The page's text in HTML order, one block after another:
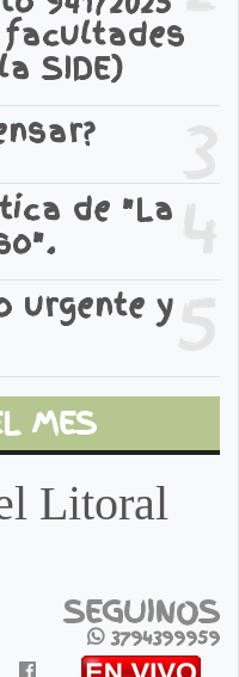
SIDE)
3
4
de "La
5
urgente y
MES
Litoral
SEGUINOS
3794399959